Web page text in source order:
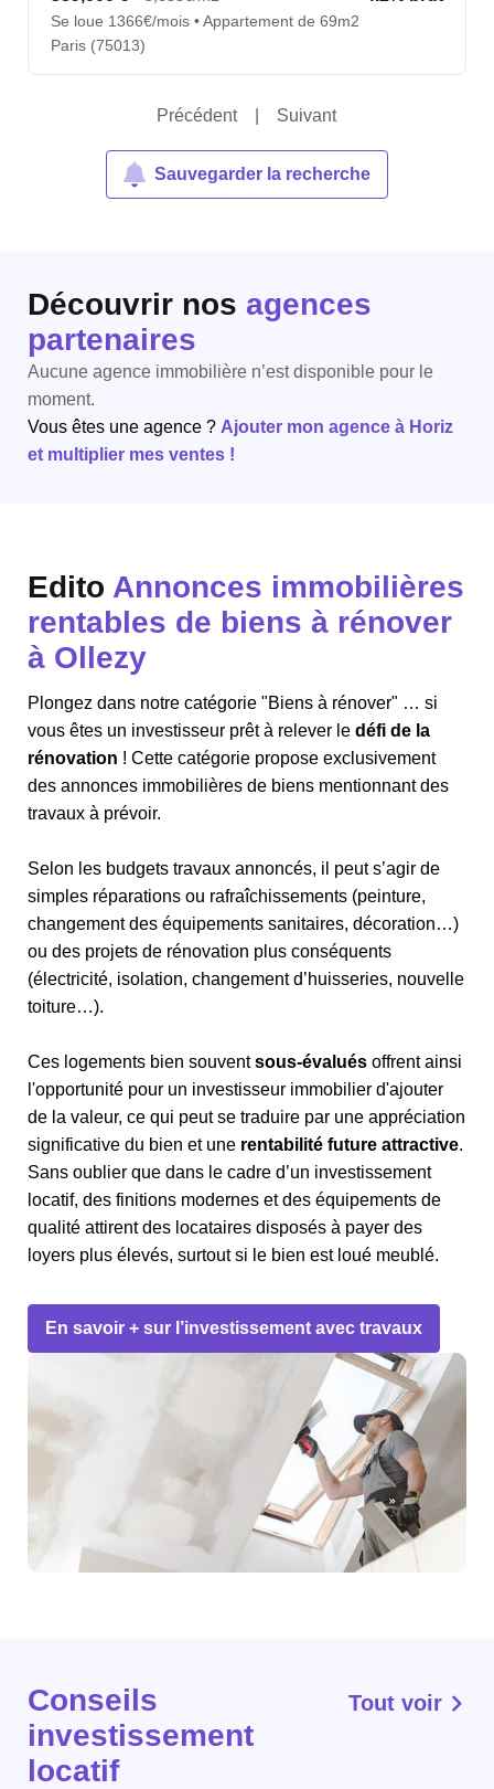
Se loue 1366€/mois • Appartement de 69m2
Paris (75013)
Précédent Suivant
Sauvegarder la recherche
Découvrir nos agences
partenaires
Aucune agence immobilière n’est disponible pour le
moment.
Vous êtes une agence ? Ajouter mon agence à Horiz
et multiplier mes ventes !
Edito Annonces immobilières
rentables de biens à rénover
à Ollezy
Plongez dans notre catégorie "Biens à rénover" … si
vous êtes un investisseur prêt à relever le défi de la
rénovation ! Cette catégorie propose exclusivement
des annonces immobilières de biens mentionnant des
travaux à prévoir.
Selon les budgets travaux annoncés, il peut s’agir de
simples réparations ou rafraîchissements (peinture,
changement des équipements sanitaires, décoration…)
ou des projets de rénovation plus conséquents
(électricité, isolation, changement d’huisseries, nouvelle
toiture…).
Ces logements bien souventsous-évalués offrent ainsi
l'opportunité pour un investisseur immobilier d'ajouter
de la valeur, ce qui peut se traduire par une appréciation
significative du bien et une rentabilité future attractive.
Sans oublier que dans le cadre d’un investissement
locatif, des finitions modernes et des équipements de
qualité attirent des locataires disposés à payer des
loyers plus élevés, surtout si le bien est loué meublé.
En savoir + sur l’investissement avec travaux
Conseils
investissement
locatif
Tout voir